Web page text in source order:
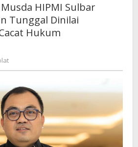
Sulbar
Tetapkan
Calon
dan
Hukum
HIPMI Sulbar
Tunggal Dinilai
Hukum